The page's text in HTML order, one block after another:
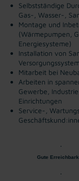
Selbstständige
Gas-, Wasser-,
Montage und
(Wärmepumpen,
Energiesysteme)
Installation von
Mitarbeit bei
Arbeiten in
Gewerbe,
Einrichtungen
Service-,
Gute